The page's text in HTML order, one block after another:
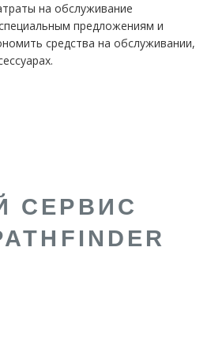
на обслуживание
предложениям и
средства на обслуживании,
СЕРВИС